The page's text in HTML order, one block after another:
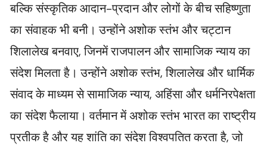
बल्कि संस्कृतिक आदान-प्रदान और लोगों के बीच सहिष्णुता
का संवाहक भी बनी। उन्होंने अशोक स्तंभ और चट्टान
शिलालेख बनवाए, जिनमें राजपालन और सामाजिक न्याय का
संदेश मिलता है। उन्होंने अशोक स्तंभ, शिलालेख और धार्मिक
संवाद के माध्यम से सामाजिक न्याय, अहिंसा और धर्मनिरपेक्षता
का संदेश फैलाया। वर्तमान में अशोक स्तंभ भारत का राष्ट्रीय
प्रतीक है और यह शांति का संदेश विश्वपतित करता है, जो